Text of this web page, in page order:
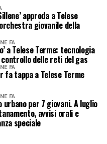
approda a Telese
giovanile della
FA
a Telese Terme: tecnologia
controllo delle reti del gas
FA
fa tappa a Telese Terme
FA
urbano per 7 giovani. A luglio
avvisi orali e
speciale